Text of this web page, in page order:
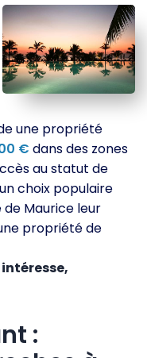
une propriété
€ dans des zones
au statut de
choix populaire
Maurice leur
propriété de
: